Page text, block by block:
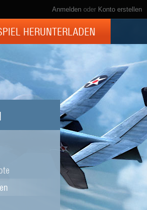
Anmelden oder Konto erstellen
HERUNTERLADEN